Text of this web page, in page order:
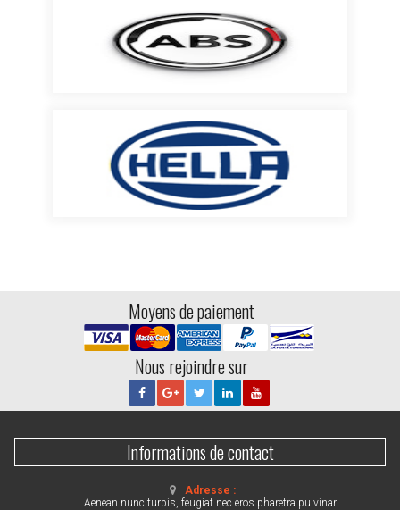
Moyens de paiement
Nous rejoindre sur
Informations de contact
Adresse :
Aenean nunc turpis, feugiat nec eros pharetra pulvinar.